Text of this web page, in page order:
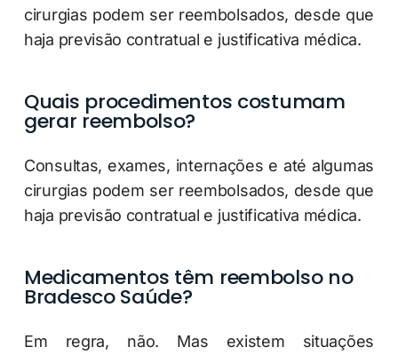
cirurgias podem ser reembolsados, desde que
haja previsão contratual e justificativa médica.
Quais procedimentos costumam
gerar reembolso?
Consultas, exames, internações e até algumas
cirurgias podem ser reembolsados, desde que
haja previsão contratual e justificativa médica.
Medicamentos têm reembolso no
Bradesco Saúde?
Em regra, não. Mas existem situações